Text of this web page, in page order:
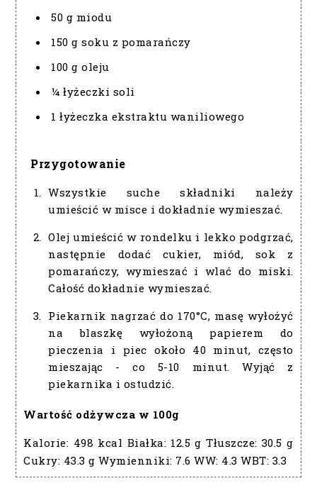
50 g miodu
150 g soku z pomarańczy
100 g oleju
¼ łyżeczki soli
1 łyżeczka ekstraktu waniliowego
Przygotowanie
Wszystkie suche składniki należy
umieścić w misce i dokładnie wymieszać.
Olej umieścić w rondelku i lekko podgrzać,
następnie dodać cukier, miód, sok z
pomarańczy, wymieszać i wlać do miski.
Całość dokładnie wymieszać.
Piekarnik nagrzać do 170°C, masę wyłożyć
na blaszkę wyłożoną papierem do
pieczenia i piec około 40 minut, często
mieszając - co 5-10 minut. Wyjąć z
piekarnika i ostudzić.
Wartość odżywcza w 100g
Kalorie: 498 kcal Białka: 12.5 g Tłuszcze: 30.5 g
Cukry: 43.3 g Wymienniki: 7.6 WW: 4.3 WBT: 3.3